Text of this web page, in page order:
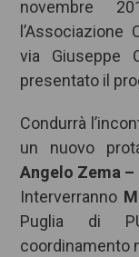
novembre
l’Associazione
via Giuseppe
presentato il
Condurrà
un nuovo
Angelo Zema
Interverranno
Puglia di
coordinamento